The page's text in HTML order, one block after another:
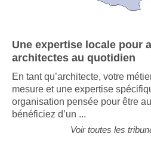
Une expertise locale pour
architectes au quotidien
En tant qu’architecte, votre
mesure et une expertise
organisation pensée pour être
bénéficiez d’un ...
Voir toutes les